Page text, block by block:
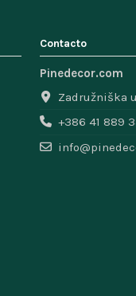
Contacto
Pinedecor.com
Zadružniška
+386 41 889